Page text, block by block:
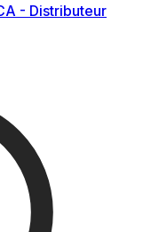
- Distributeur